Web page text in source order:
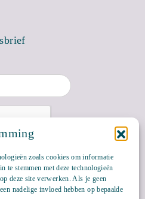
zoals cookies om informatie
te stemmen met deze technologieën
deze site verwerken. Als je geen
nadelige invloed hebben op bepaalde